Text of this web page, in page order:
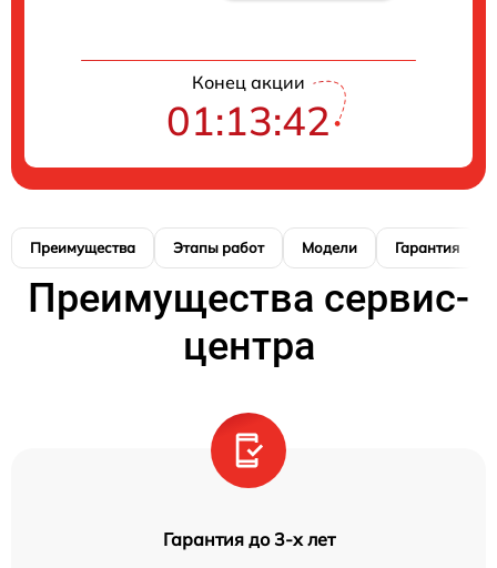
Конец акции
01:13:41
Преимущества Этапы работ Модели Гарантия
Преимущества сервис-
центра
Гарантия до 3-х лет